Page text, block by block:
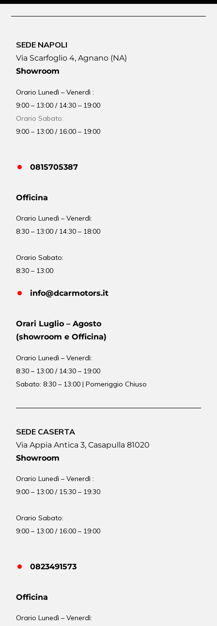
SEDE NAPOLI
Via Scarfoglio 4, Agnano (NA)
Showroom
Orario Lunedì – Venerdì :
9:00 – 13:00 / 14:30 – 19:00
Orario Sabato:
9:00 – 13:00 / 16:00 – 19:00
0815705387
Officina
OrarioLunedì – Venerdì:
8:30 – 13:00 / 14:30 – 18:00
Orario Sabato:
8:30 – 13:00
info@dcarmotors.it
Orari Luglio – Agosto
(showroom e Officina)
OrarioLunedì – Venerdì:
8:30 – 13:00 / 14:30 – 19:00
Sabato: 8:30 – 13:00 | Pomeriggio Chiuso
SEDE CASERTA
Via Appia Antica 3, Casapulla 81020
Showroom
Orario Lunedì – Venerdì :
9:00 – 13:00 / 15:30 – 19:30
Orario Sabato:
9:00 – 13:00 / 16:00 – 19:00
0823491573
Officina
OrarioLunedì – Venerdì: